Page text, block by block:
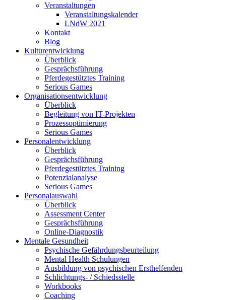
Veranstaltungen
Veranstaltungskalender
LNdW 2021
Kontakt
Blog
Kulturentwicklung
Überblick
Gesprächsführung
Pferdegestütztes Training
Serious Games
Organisationsentwicklung
Überblick
Begleitung von IT-Projekten
Prozessoptimierung
Serious Games
Personalentwicklung
Überblick
Gesprächsführung
Pferdegestütztes Training
Potenzialanalyse
Serious Games
Personalauswahl
Überblick
Assessment Center
Gesprächsführung
Online-Diagnostik
Mentale Gesundheit
Psychische Gefährdungs­beurteilung
Mental Health Schulungen
Ausbildung von psychischen Ersthelfenden
Schlichtungs- / Schiedsstelle
Workbooks
Coaching